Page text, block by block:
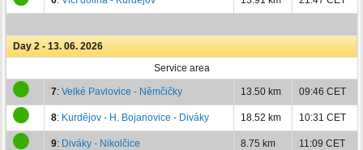
Day 2 - 13. 06. 2026
Service area
7: Velké Pavlovice - Němčičky 13.50 km 09:46 CET
8: Kurdějov - H. Bojanovice - Diváky 18.52 km 10:31 CET
9: Diváky - Nikolčice 8.75 km 11:09 CET